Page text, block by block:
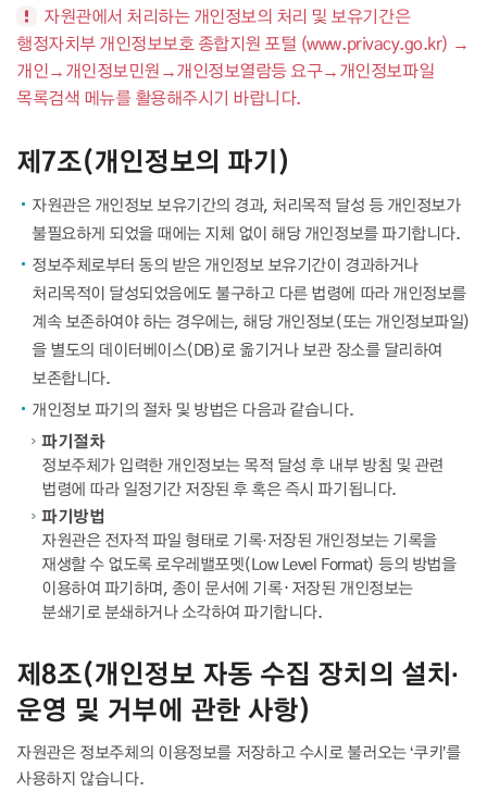
자원관에서 처리하는 개인정보의 처리 및 보유기간은
행정자치부 개인정보보호 종합지원 포털 (www.privacy.go.kr) →
개인→개인정보민원→개인정보열람등 요구→개인정보파일
목록검색 메뉴를 활용해주시기 바랍니다.
제7조(개인정보의 파기)
자원관은 개인정보 보유기간의 경과, 처리목적 달성 등 개인정보가
불필요하게 되었을 때에는 지체 없이 해당 개인정보를 파기합니다.
정보주체로부터 동의 받은 개인정보 보유기간이 경과하거나
처리목적이 달성되었음에도 불구하고 다른 법령에 따라 개인정보를
계속 보존하여야 하는 경우에는, 해당 개인정보(또는 개인정보파일)
을 별도의 데이터베이스(DB)로 옮기거나 보관 장소를 달리하여
보존합니다.
개인정보 파기의 절차 및 방법은 다음과 같습니다.
파기절차
정보주체가 입력한 개인정보는 목적 달성 후 내부 방침 및 관련
법령에 따라 일정기간 저장된 후 혹은 즉시 파기됩니다.
파기방법
자원관은 전자적 파일 형태로 기록·저장된 개인정보는 기록을
재생할 수 없도록 로우레밸포멧(Low Level Format) 등의 방법을
이용하여 파기하며, 종이 문서에 기록᛫저장된 개인정보는
분쇄기로 분쇄하거나 소각하여 파기합니다.
제8조(개인정보 자동 수집 장치의 설치·
운영 및 거부에 관한 사항)
자원관은 정보주체의 이용정보를 저장하고 수시로 불러오는 ‘쿠키’를
사용하지 않습니다.